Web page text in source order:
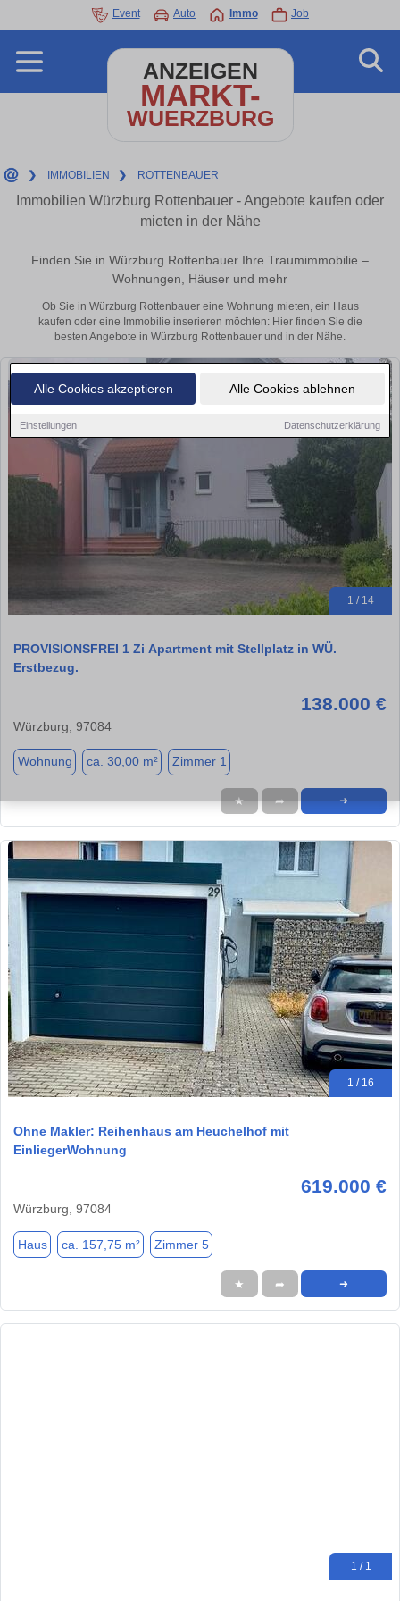
Alle Cookies akzeptieren Alle Cookies ablehnen
Einstellungen Datenschutzerklärung
Event Auto Immo Job
ANZEIGEN
MARKT-
WUERZBURG
❯ IMMOBILIEN ❯ ROTTENBAUER
Immobilien Würzburg Rottenbauer - Angebote kaufen oder
mieten in der Nähe
Finden Sie in Würzburg Rottenbauer Ihre Traumimmobilie –
Wohnungen, Häuser und mehr
Ob Sie in Würzburg Rottenbauer eine Wohnung mieten, ein Haus
kaufen oder eine Immobilie inserieren möchten: Hier finden Sie die
besten Angebote in Würzburg Rottenbauer und in der Nähe.
1 / 14
PROVISIONSFREI 1 Zi Apartment mit Stellplatz in WÜ.
Erstbezug.
138.000 €
Würzburg, 97084
Wohnung ca. 30,00 m² Zimmer 1
★ ➦ ➜
1 / 16
Ohne Makler: Reihenhaus am Heuchelhof mit
EinliegerWohnung
619.000 €
Würzburg, 97084
Haus ca. 157,75 m² Zimmer 5
★ ➦ ➜
1 / 1